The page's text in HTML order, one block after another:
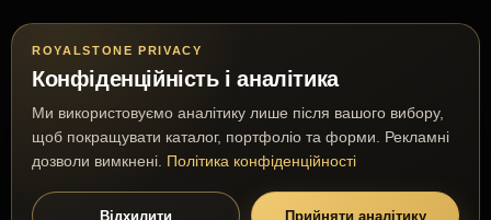
КОНТАКТИ
Київ, Україна
+38 (063) 777 63 03
royalmramor@gmail.com
ROYALSTONE PRIVACY
Конфіденційність і аналітика
Ми використовуємо аналітику лише після вашого вибору,
щоб покращувати каталог, портфоліо та форми. Рекламні
дозволи вимкнені. Політика конфіденційності
Відхилити Прийняти аналітику